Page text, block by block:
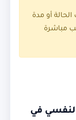
أو مدة
مباشرة
في